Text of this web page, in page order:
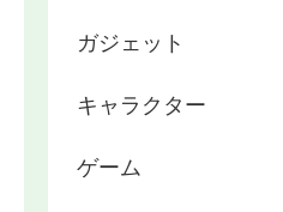
ガジェット
キャラクター
ゲーム